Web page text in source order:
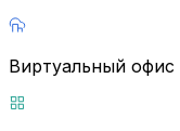
Виртуальный